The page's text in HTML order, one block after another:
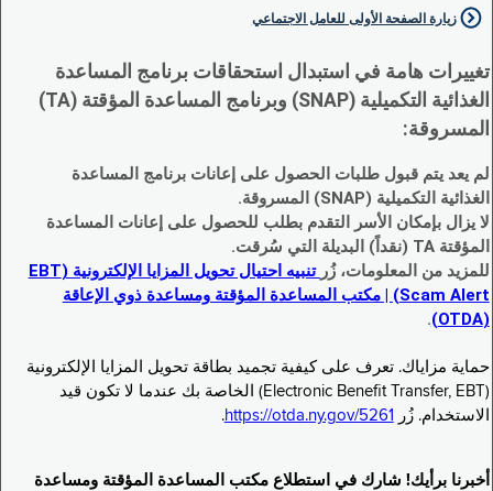
زيارة الصفحة الأولى للعامل الاجتماعي
تغييرات هامة في استبدال استحقاقات برنامج المساعدة
الغذائية التكميلية (SNAP) وبرنامج المساعدة المؤقتة (TA)
المسروقة:
لم يعد يتم قبول طلبات الحصول على إعانات برنامج المساعدة
الغذائية التكميلية (SNAP) المسروقة.
لا يزال بإمكان الأسر التقدم بطلب للحصول على إعانات المساعدة
المؤقتة TA (نقداً) البديلة التي سُرقت.
للمزيد من المعلومات، زُر
تنبيه احتيال تحويل المزايا الإلكترونية (EBT
Scam Alert) | مكتب المساعدة المؤقتة ومساعدة ذوي الإعاقة
(OTDA)
.
حماية مزاياك. تعرف على كيفية تجميد بطاقة تحويل المزايا الإلكترونية
(Electronic Benefit Transfer, EBT) الخاصة بك عندما لا تكون قيد
الاستخدام. زُر
https://otda.ny.gov/5261
.
أخبرنا برأيك! شارك في استطلاع مكتب المساعدة المؤقتة ومساعدة